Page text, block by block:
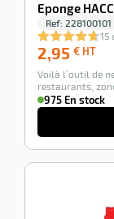
Eponge
Ref: 228100101
15
2,95 € HT
HT
Voilà l’outil de
restaurants,
975 En stock